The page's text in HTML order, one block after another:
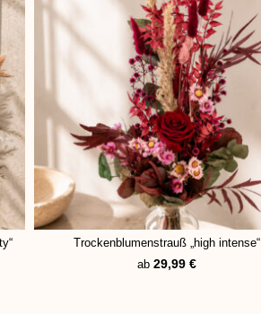
Trockenblumenstrauß „high intense“
ab 29,99 €